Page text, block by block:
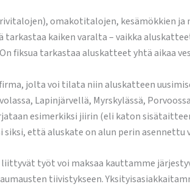
omakotitalojen, kesämökkien
kaiken varalta – vaikka
fiksua tarkastaa aluskatteet yhtä aikaa
jolta voi tilata niin aluskatteen
Lapinjärvellä, Myrskylässä,
esimerkiksi jiirin (eli katon
että aluskate on alun perin asennettu
työt voi maksaa kauttamme
tiivistykseen.